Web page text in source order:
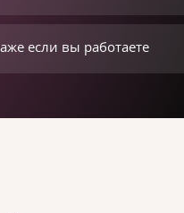
если вы работаете